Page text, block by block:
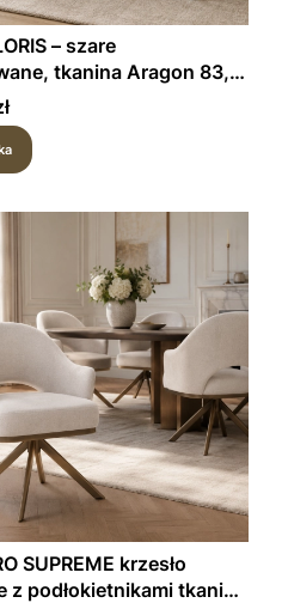
– szare
tkanina Aragon 83,
SUPREME krzesło
z podłokietnikami tkanina